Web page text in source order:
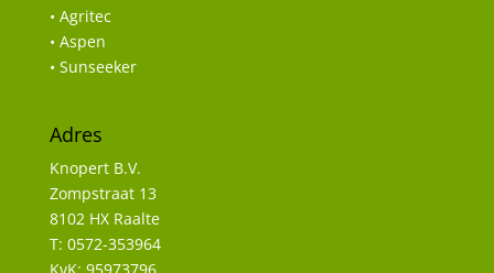
• Agritec
• Aspen
• Sunseeker
Adres
Knopert B.V.
Zompstraat 13
8102 HX Raalte
T: 0572-353964